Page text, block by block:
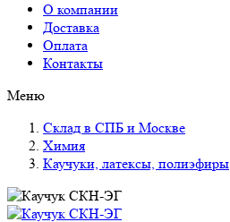
О компании
Доставка
Оплата
Контакты
Меню
Склад в СПБ и Москве
Химия
Каучуки, латексы, полиэфиры